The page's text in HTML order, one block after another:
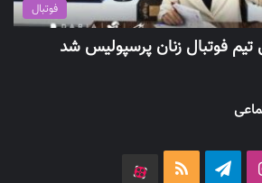
فوتبال
تیم فوتبال زنان پرسپولیس شد
اینستاگرامتلگرام خوراک